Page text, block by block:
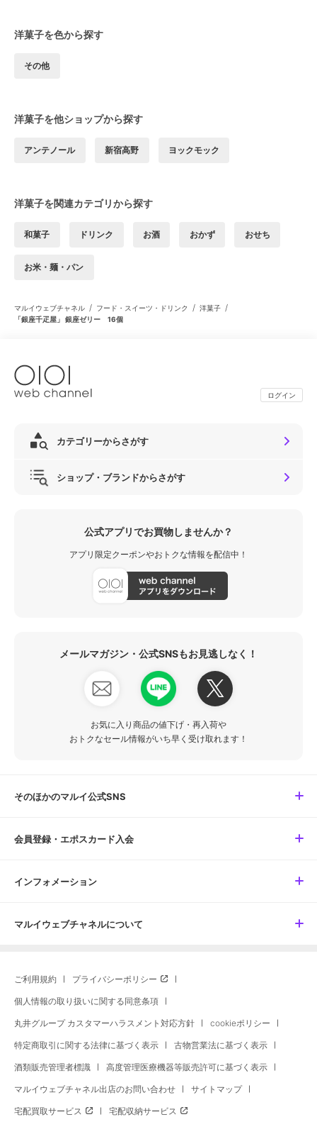
洋菓子を色から探す
その他
洋菓子を他ショップから探す
アンテノール 新宿高野 ヨックモック
洋菓子を関連カテゴリから探す
和菓子 ドリンク お酒 おかず おせち
お米・麺・パン
マルイウェブチャネル / フード・スイーツ・ドリンク / 洋菓子 /
「銀座千疋屋」 銀座ゼリー 16個
ログイン
カテゴリーからさがす
ショップ・ブランドからさがす
公式アプリでお買物しませんか？
アプリ限定クーポンやおトクな情報を配信中！
メールマガジン・公式SNSもお見逃しなく！
お気に入り商品の値下げ・再入荷や
おトクなセール情報がいち早く受け取れます！
そのほかのマルイ公式SNS
会員登録・エポスカード入会
インフォメーション
マルイウェブチャネルについて
ご利用規約 プライバシーポリシー
個人情報の取り扱いに関する同意条項
丸井グループ カスタマーハラスメント対応方針 cookieポリシー
特定商取引に関する法律に基づく表示 古物営業法に基づく表示
酒類販売管理者標識 高度管理医療機器等販売許可に基づく表示
マルイウェブチャネル出店のお問い合わせ サイトマップ
宅配買取サービス 宅配収納サービス